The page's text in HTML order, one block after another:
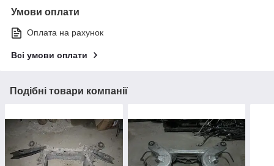
Умови оплати
Оплата на рахунок
Всі умови оплати
Подібні товари компанії